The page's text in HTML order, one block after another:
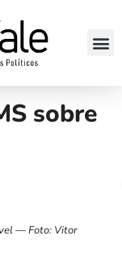
sobre
— Foto: Vitor